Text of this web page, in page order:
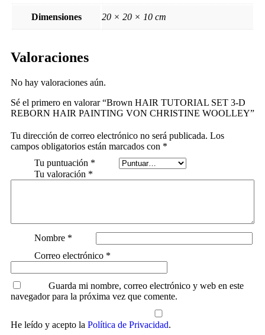
Dimensiones 20 × 20 × 10 cm
Valoraciones
No hay valoraciones aún.
Sé el primero en valorar “Brown HAIR TUTORIAL SET 3-D
REBORN HAIR PAINTING VON CHRISTINE WOOLLEY”
Tu dirección de correo electrónico no será publicada. Los
campos obligatorios están marcados con *
Tu puntuación *
Tu valoración *
Nombre *
Correo electrónico *
Guarda mi nombre, correo electrónico y web en este
navegador para la próxima vez que comente.
He leído y acepto la Política de Privacidad.